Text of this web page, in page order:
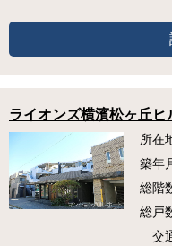
ライオンズ横濱松ヶ丘ヒ
所在
築年
総階
総戸
交